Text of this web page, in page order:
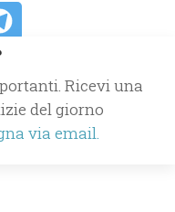
Ricevi una
del giorno
via email.